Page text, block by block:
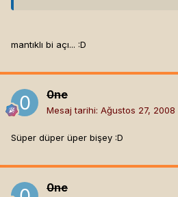
mantıklı bi açı... :D
0ne
Mesaj tarihi: Ağustos 27, 2008
Süper düper üper bişey :D
0ne